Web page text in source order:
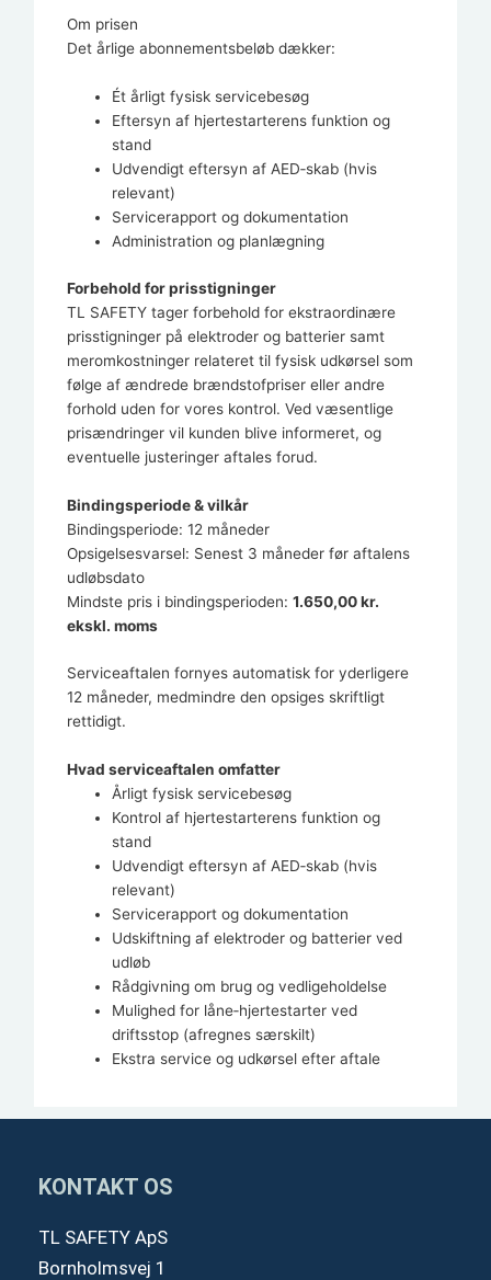
Om prisen
Det årlige abonnementsbeløb dækker:
Ét årligt fysisk servicebesøg
Eftersyn af hjertestarterens funktion og
stand
Udvendigt eftersyn af AED‑skab (hvis
relevant)
Servicerapport og dokumentation
Administration og planlægning
Forbehold for prisstigninger
TL SAFETY tager forbehold for ekstraordinære
prisstigninger på elektroder og batterier samt
meromkostninger relateret til fysisk udkørsel som
følge af ændrede brændstofpriser eller andre
forhold uden for vores kontrol. Ved væsentlige
prisændringer vil kunden blive informeret, og
eventuelle justeringer aftales forud.
Bindingsperiode & vilkår
Bindingsperiode: 12 måneder
Opsigelsesvarsel: Senest 3 måneder før aftalens
udløbsdato
Mindste pris i bindingsperioden: 1.650,00 kr.
ekskl. moms
Serviceaftalen fornyes automatisk for yderligere
12 måneder, medmindre den opsiges skriftligt
rettidigt.
Hvad serviceaftalen omfatter
Årligt fysisk servicebesøg
Kontrol af hjertestarterens funktion og
stand
Udvendigt eftersyn af AED‑skab (hvis
relevant)
Servicerapport og dokumentation
Udskiftning af elektroder og batterier ved
udløb
Rådgivning om brug og vedligeholdelse
Mulighed for låne‑hjertestarter ved
driftsstop (afregnes særskilt)
Ekstra service og udkørsel efter aftale
KONTAKT OS
TL SAFETY ApS
Bornholmsvej 1